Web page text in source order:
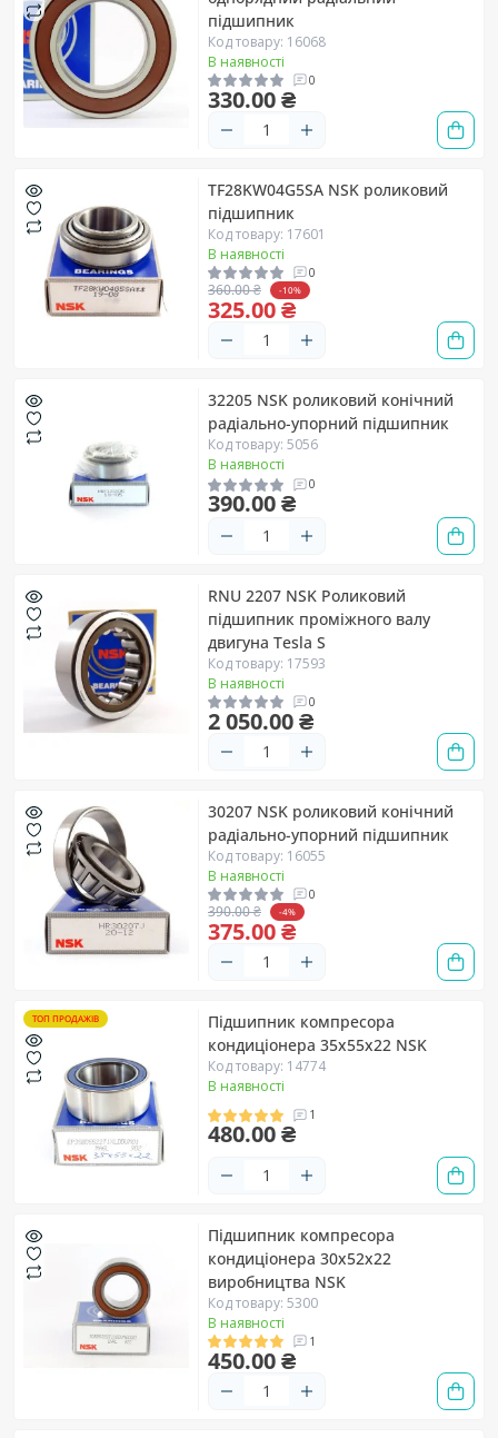
підшипник
Код товару: 16068
В наявності
0
330.00 ₴
TF28KW04G5SA NSK роликовий
підшипник
Код товару: 17601
В наявності
0
360.00 ₴ -10%
325.00 ₴
32205 NSK роликовий конічний
радіально-упорний підшипник
Код товару: 5056
В наявності
0
390.00 ₴
RNU 2207 NSK Роликовий
підшипник проміжного валу
двигуна Tesla S
Код товару: 17593
В наявності
0
2 050.00 ₴
30207 NSK роликовий конічний
радіально-упорний підшипник
Код товару: 16055
В наявності
0
390.00 ₴ -4%
375.00 ₴
ТОП ПРОДАЖІВ
Підшипник компресора
кондиціонера 35х55х22 NSK
Код товару: 14774
В наявності
1
480.00 ₴
Підшипник компресора
кондиціонера 30х52х22
виробництва NSK
Код товару: 5300
В наявності
1
450.00 ₴